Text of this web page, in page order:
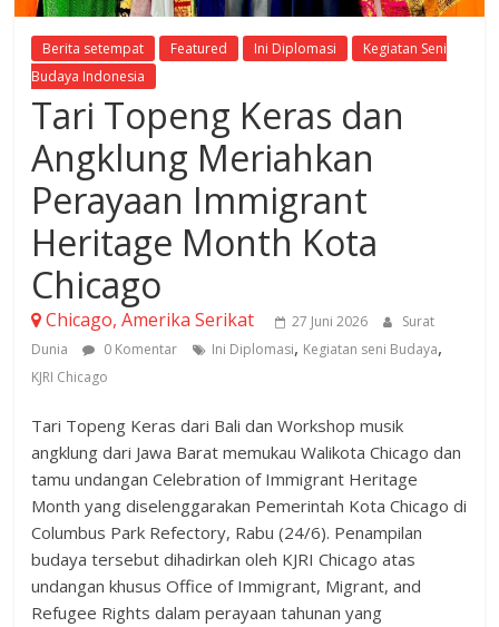
Berita setempat Featured Ini Diplomasi
Kegiatan Seni
Budaya Indonesia
Tari Topeng Keras dan
Angklung Meriahkan
Perayaan Immigrant
Heritage Month Kota
Chicago
Chicago, Amerika Serikat 27 Juni 2026
Surat
Dunia
0 Komentar Ini Diplomasi, Kegiatan seni Budaya,
KJRI Chicago
Tari Topeng Keras dari Bali dan Workshop musik
angklung dari Jawa Barat memukau Walikota Chicago dan
tamu undangan Celebration of Immigrant Heritage
Month yang diselenggarakan Pemerintah Kota Chicago di
Columbus Park Refectory, Rabu (24/6). Penampilan
budaya tersebut dihadirkan oleh KJRI Chicago atas
undangan khusus Office of Immigrant, Migrant, and
Refugee Rights dalam perayaan tahunan yang